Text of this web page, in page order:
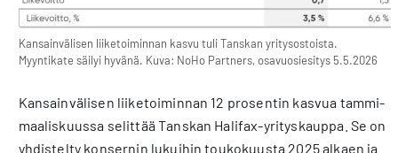
Kansainvälisen liiketoiminnan kasvu tuli Tanskan yritysostoista.
Myyntikate säilyi hyvänä. Kuva: NoHo Partners, osavuosiesitys 5.5.2026
Kansainvälisen liiketoiminnan 12 prosentin kasvua tammi-
maaliskuussa selittää Tanskan Halifax-yrityskauppa. Se on
yhdistelty konsernin lukuihin toukokuusta 2025 alkaen ja